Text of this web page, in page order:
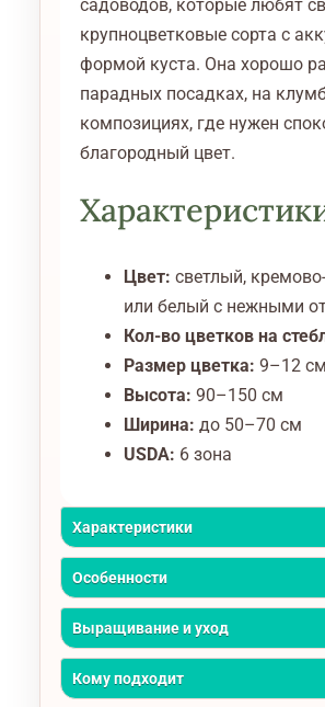
садоводов, которые любят
крупноцветковые сорта с
формой куста. Она хорошо
парадных посадках, на
композициях, где нужен
благородный цвет.
Цвет: светлый,
или белый с нежными
Кол-во цветков на
Размер цветка: 9–12 см
Высота: 90–150 см
Ширина: до 50–70 см
USDA: 6 зона
Характеристики
Особенности
Выращивание и уход
Кому подходит